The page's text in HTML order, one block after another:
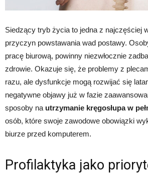
Siedzący tryb życia to jedna z najczęściej
przyczyn powstawania wad postawy.
pracę biurową, powinny niezwłocznie
zdrowie. Okazuje się, że problemy z
razu, ale dysfunkcje mogą rozwijać się
negatywne objawy już w fazie
sposoby na utrzymanie kręgosłupa w
osób, które swoje zawodowe obowiązki
biurze przed komputerem.
Profilaktyka jako